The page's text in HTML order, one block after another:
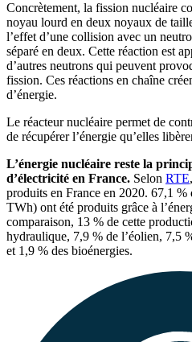
Concrètement, la fission nucléaire
noyau lourd en deux noyaux de
l’effet d’une collision avec un
séparé en deux. Cette réaction est
d’autres neutrons qui peuvent
fission. Ces réactions en chaîne
d’énergie.
Le réacteur nucléaire permet de
de récupérer l’énergie qu’elles
L’énergie nucléaire reste la
d’électricité en France. Selon RTE
produits en France en 2020. 67,1
TWh) ont été produits grâce à
comparaison, 13 % de cette
hydraulique, 7,9 % de l’éolien, 7,5
et 1,9 % des bioénergies.